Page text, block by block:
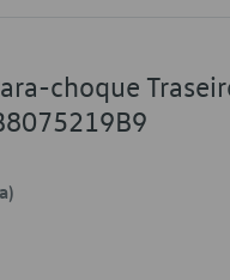
choque